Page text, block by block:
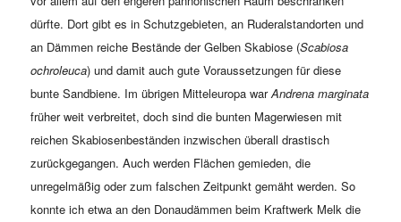
dürfte. Dort gibt es in Schutzgebieten, an Ruderalstandorten und
an Dämmen reiche Bestände der Gelben Skabiose (Scabiosa
ochroleuca) und damit auch gute Voraussetzungen für diese
bunte Sandbiene. Im übrigen Mitteleuropa warAndrena marginata
früher weit verbreitet, doch sind die bunten Magerwiesen mit
reichen Skabiosenbeständen inzwischen überall drastisch
zurückgegangen. Auch werden Flächen gemieden, die
unregelmäßig oder zum falschen Zeitpunkt gemäht werden. So
konnte ich etwa an den Donaudämmen beim Kraftwerk Melk die